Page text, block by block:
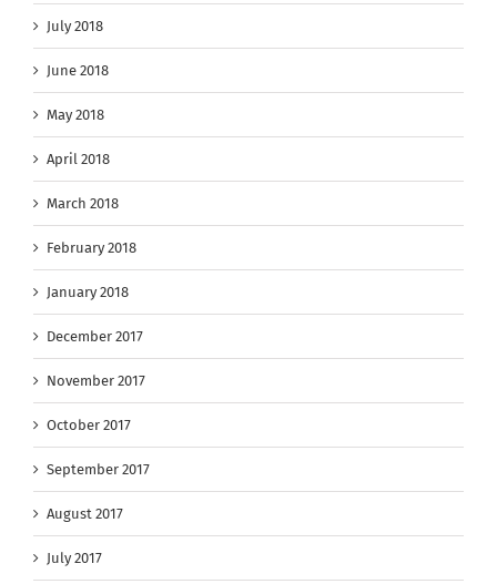
July 2018
June 2018
May 2018
April 2018
March 2018
February 2018
January 2018
December 2017
November 2017
October 2017
September 2017
August 2017
July 2017